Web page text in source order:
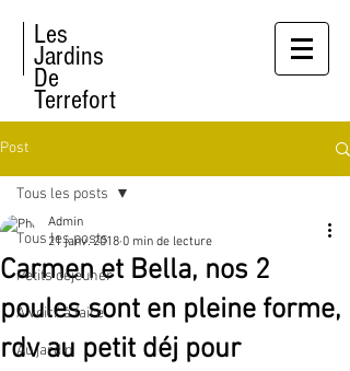
Les
Jardins
De
Terrefort
Post
Tous les posts
Petits dejeuner
A voir/ à faire
Au jardin
Tous les posts
Carmen et Bella, nos 2
poules sont en pleine forme,
rdv au petit déj pour
Admin
21 janv. 2018 0 min de lecture